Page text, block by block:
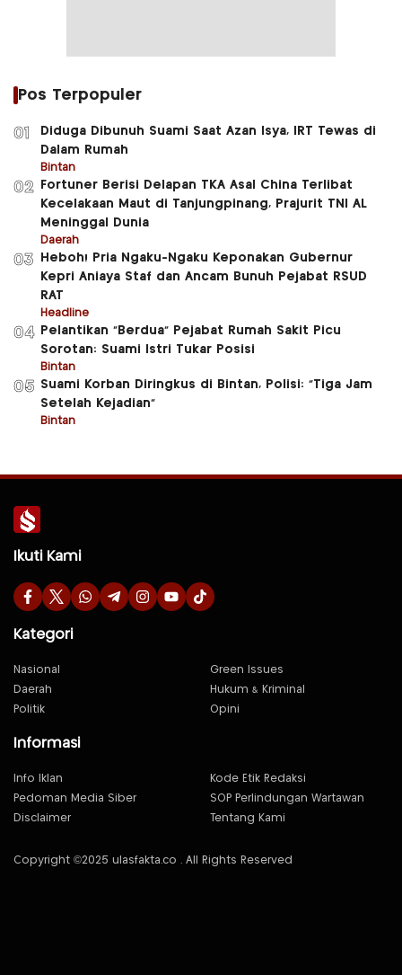
Pos Terpopuler
01
Diduga Dibunuh Suami Saat Azan Isya, IRT Tewas di
Dalam Rumah
Bintan
02
Fortuner Berisi Delapan TKA Asal China Terlibat
Kecelakaan Maut di Tanjungpinang, Prajurit TNI AL
Meninggal Dunia
Daerah
03
Heboh! Pria Ngaku-Ngaku Keponakan Gubernur
Kepri Aniaya Staf dan Ancam Bunuh Pejabat RSUD
RAT
Headline
04
Pelantikan “Berdua” Pejabat Rumah Sakit Picu
Sorotan: Suami Istri Tukar Posisi
Bintan
05 Suami Korban Diringkus di Bintan, Polisi: “Tiga Jam
Setelah Kejadian”
Bintan
Ikuti Kami
Kategori
Nasional
Green Issues
Daerah
Hukum & Kriminal
Politik
Opini
Informasi
Info Iklan
Kode Etik Redaksi
Pedoman Media Siber
SOP Perlindungan Wartawan
Disclaimer
Tentang Kami
Copyright ©2025 ulasfakta.co . All Rights Reserved